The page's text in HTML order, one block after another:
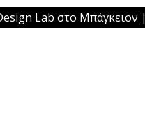
Μπάγκειον | 11-13